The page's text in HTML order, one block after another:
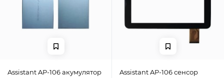
Assistant AP-106 акумулятор
Assistant AP-106 сенсор